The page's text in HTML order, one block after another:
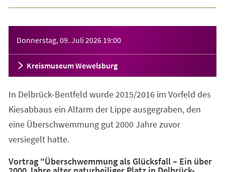
Donnerstag, 09. Juli 2026 19:00
Kreismuseum Wewelsburg
In Delbrück-Bentfeld wurde 2015/2016 im Vorfeld des
Kiesabbaus ein Altarm der Lippe ausgegraben, den
eine Überschwemmung gut 2000 Jahre zuvor
versiegelt hatte.
Vortrag "Überschwemmung als Glücksfall – Ein über